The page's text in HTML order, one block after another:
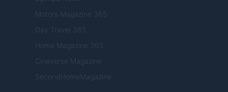
Motors Magazine 365
Day Travel 365
Home Magazine 365
Cineverse Magazine
SecondHomeMagazine